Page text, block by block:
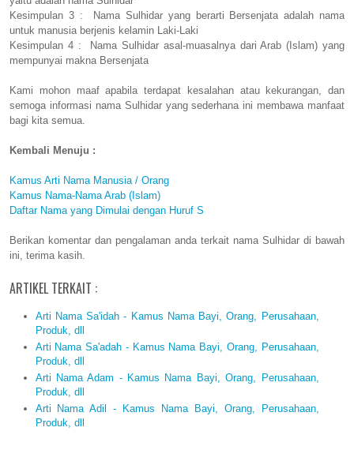
Kesimpulan 3 : Nama Sulhidar yang berarti Bersenjata adalah nama
untuk manusia berjenis kelamin Laki-Laki
Kesimpulan 4 : Nama Sulhidar asal-muasalnya dari Arab (Islam) yang
mempunyai makna Bersenjata
Kami mohon maaf apabila terdapat kesalahan atau kekurangan, dan
semoga informasi nama Sulhidar yang sederhana ini membawa manfaat
bagi kita semua.
Kembali Menuju :
Kamus Arti Nama Manusia / Orang
Kamus Nama-Nama Arab (Islam)
Daftar Nama yang Dimulai dengan Huruf S
Berikan komentar dan pengalaman anda terkait nama Sulhidar di bawah
ini, terima kasih.
ARTIKEL TERKAIT :
Arti Nama Sa'idah - Kamus Nama Bayi, Orang, Perusahaan,
Produk, dll
Arti Nama Sa'adah - Kamus Nama Bayi, Orang, Perusahaan,
Produk, dll
Arti Nama Adam - Kamus Nama Bayi, Orang, Perusahaan,
Produk, dll
Arti Nama Adil - Kamus Nama Bayi, Orang, Perusahaan,
Produk, dll